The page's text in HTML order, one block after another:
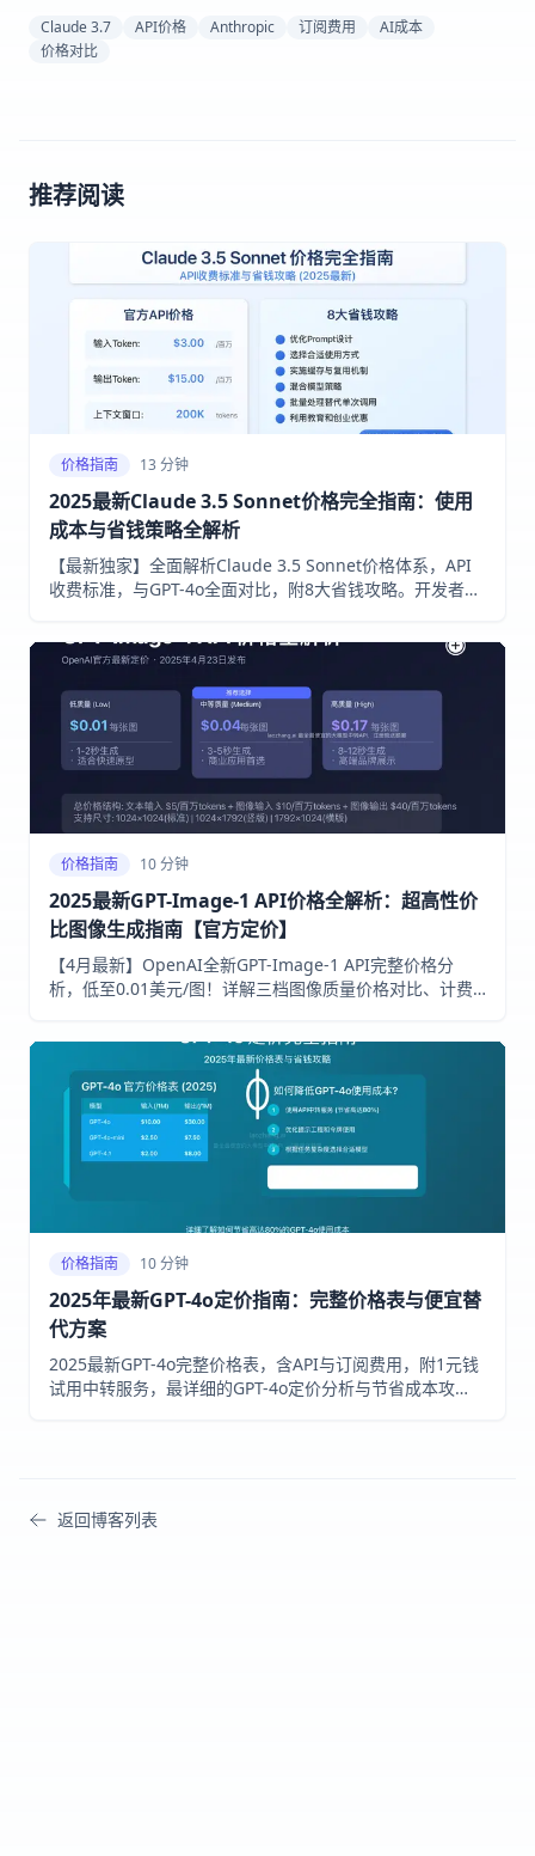
Claude 3.7 API价格 Anthropic 订阅费用
AI成本
价格对比
推荐阅读
价格指南 13 分钟
2025最新Claude 3.5 Sonnet价格完全指南：使用
成本与省钱策略全解析
【最新独家】全面解析Claude 3.5 Sonnet价格体系，API
收费标准，与GPT-4o全面对比，附8大省钱攻略。开发者和
价格指南 10 分钟
2025最新GPT-Image-1 API价格全解析：超高性价
比图像生成指南【官方定价】
【4月最新】OpenAI全新GPT-Image-1 API完整价格分
析，低至0.01美元/图！详解三档图像质量价格对比、计费
价格指南 10 分钟
2025年最新GPT-4o定价指南：完整价格表与便宜替
代方案
2025最新GPT-4o完整价格表，含API与订阅费用，附1元钱
试用中转服务，最详细的GPT-4o定价分析与节省成本攻
返回博客列表